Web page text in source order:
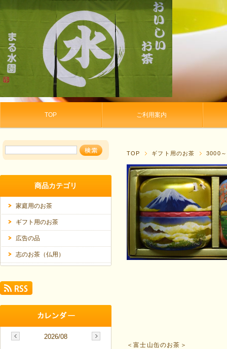
TOP ご利用案内
TOP ギフト用のお茶 3000
＜富士山缶のお茶＞
商品カテゴリ
家庭用のお茶
ギフト用のお茶
広告の品
志のお茶（仏用）
2026/08